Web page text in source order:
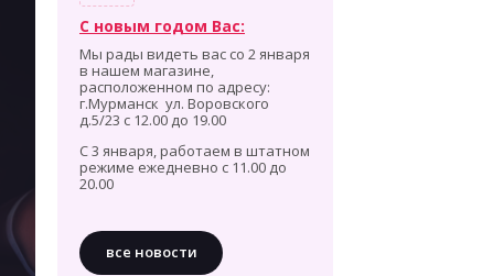
С новым годом Вас:
Мы рады видеть вас со 2 января
в нашем магазине,
расположенном по адресу:
г.Мурманск ул. Воровского
д.5/23 с 12.00 до 19.00
С 3 января, работаем в штатном
режиме ежедневно с 11.00 до
20.00
все новости